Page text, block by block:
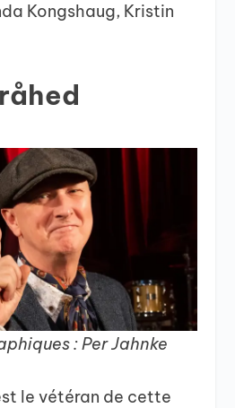
Kongshaug, Kristin
: Per Jahnke
le vétéran de cette